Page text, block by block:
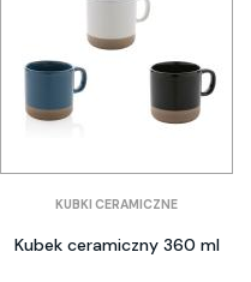
KUBKI CERAMICZNE
Kubek ceramiczny 360 ml